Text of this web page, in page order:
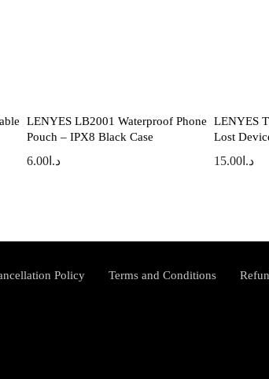
LENYES LB2001 Waterproof Phone
Pouch – IPX8 Black Case
د.ا6.00
LENYES
Lost
د.ا 15.00
Policy Terms and Conditions